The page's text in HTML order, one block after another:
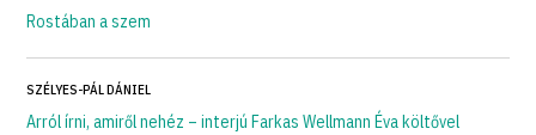
Rostában a szem
SZÉLYES-PÁL DÁNIEL
Arról írni, amiről nehéz – interjú Farkas Wellmann Éva költővel